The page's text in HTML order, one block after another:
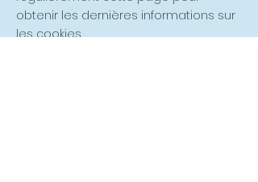
obtenir les dernières informations sur
les cookies.